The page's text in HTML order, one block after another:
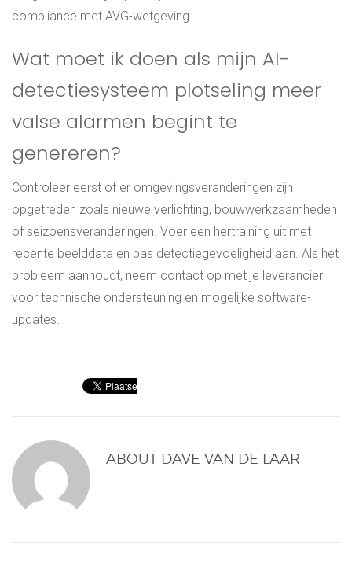
compliance met AVG-wetgeving.
Wat moet ik doen als mijn AI-
detectiesysteem plotseling meer
valse alarmen begint te
genereren?
Controleer eerst of er omgevingsveranderingen zijn
opgetreden zoals nieuwe verlichting, bouwwerkzaamheden
of seizoensveranderingen. Voer een hertraining uit met
recente beelddata en pas detectiegevoeligheid aan. Als het
probleem aanhoudt, neem contact op met je leverancier
voor technische ondersteuning en mogelijke software-
updates.
ABOUT DAVE VAN DE LAAR